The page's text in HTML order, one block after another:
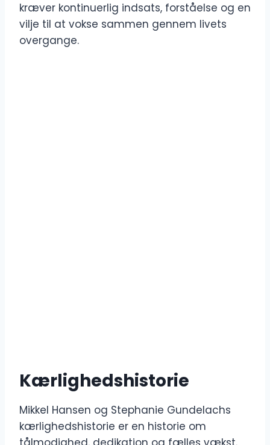
kræver kontinuerlig indsats, forståelse og en
vilje til at vokse sammen gennem livets
overgange.
Kærlighedshistorie
Mikkel Hansen og Stephanie Gundelachs
kærlighedshistorie er en historie om